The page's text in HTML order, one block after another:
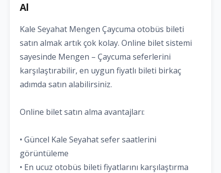
Al
Kale Seyahat Mengen Çaycuma otobüs bileti
satın almak artık çok kolay. Online bilet sistemi
sayesinde Mengen – Çaycuma seferlerini
karşılaştırabilir, en uygun fiyatlı bileti birkaç
adımda satın alabilirsiniz.
Online bilet satın alma avantajları:
• Güncel Kale Seyahat sefer saatlerini
görüntüleme
• En ucuz otobüs bileti fiyatlarını karşılaştırma